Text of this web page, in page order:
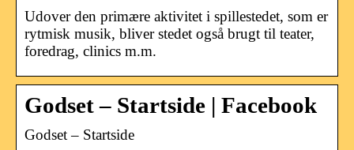
Udover den primære aktivitet i spillestedet, som er
rytmisk musik, bliver stedet også brugt til teater,
foredrag, clinics m.m.
Godset – Startside | Facebook
Godset – Startside